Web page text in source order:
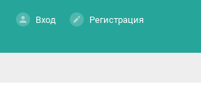
Вход Регистрация